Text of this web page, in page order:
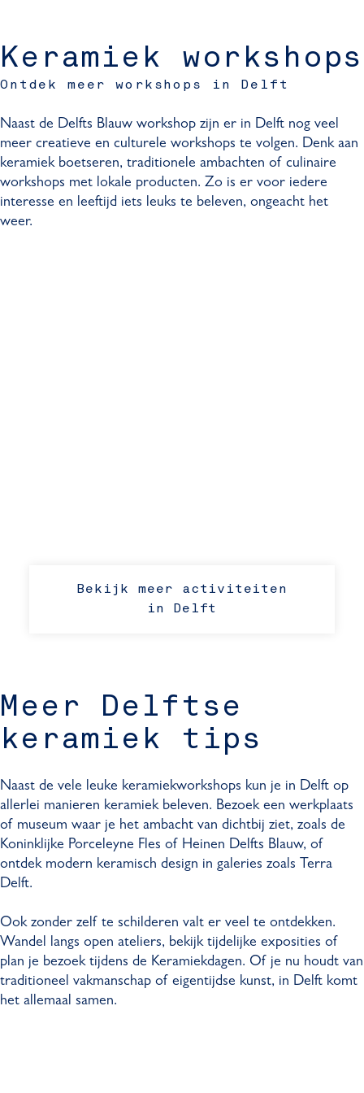
Keramiek workshops
Ontdek meer workshops in Delft
Naast de Delfts Blauw workshop zijn er in Delft nog veel
meer creatieve en culturele workshops te volgen. Denk aan
keramiek boetseren, traditionele ambachten of culinaire
workshops met lokale producten. Zo is er voor iedere
interesse en leeftijd iets leuks te beleven, ongeacht het
weer.
Bekijk meer activiteiten
in Delft
Meer Delftse
keramiek tips
Naast de vele leuke keramiekworkshops kun je in Delft op
allerlei manieren keramiek beleven. Bezoek een werkplaats
of museum waar je het ambacht van dichtbij ziet, zoals de
Koninklijke Porceleyne Fles of Heinen Delfts Blauw, of
ontdek modern keramisch design in galeries zoals Terra
Delft.
Ook zonder zelf te schilderen valt er veel te ontdekken.
Wandel langs open ateliers, bekijk tijdelijke exposities of
plan je bezoek tijdens de Keramiekdagen. Of je nu houdt van
traditioneel vakmanschap of eigentijdse kunst, in Delft komt
het allemaal samen.